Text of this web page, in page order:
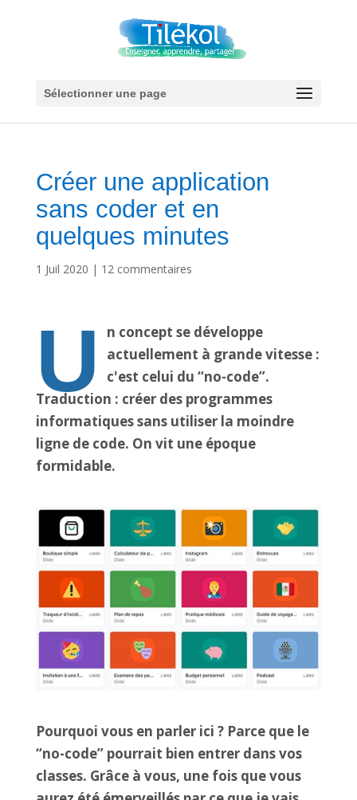
Sélectionner une page
Créer une application
sans coder et en
quelques minutes
1 Juil 2020 | 12 commentaires
U
n concept se développe
actuellement à grande vitesse :
c'est celui du “no-code”.
Traduction : créer des programmes
informatiques sans utiliser la moindre
ligne de code. On vit une époque
formidable.
Pourquoi vous en parler ici ? Parce que le
“no-code” pourrait bien entrer dans vos
classes. Grâce à vous, une fois que vous